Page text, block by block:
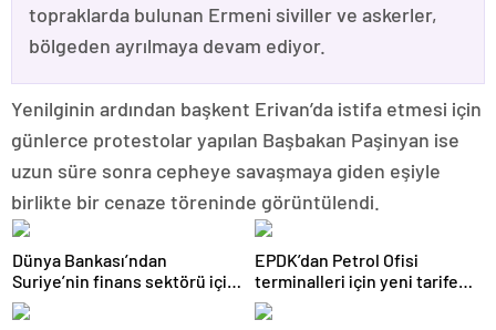
topraklarda bulunan Ermeni siviller ve askerler,
bölgeden ayrılmaya devam ediyor.
Yenilginin ardından başkent Erivan’da istifa etmesi için
günlerce protestolar yapılan Başbakan Paşinyan ise
uzun süre sonra cepheye savaşmaya giden eşiyle
birlikte bir cenaze töreninde görüntülendi.
Dünya Bankası’ndan
Suriye’nin finans sektörü için
100 milyon dolarlık hibe
EPDK’dan Petrol Ofisi
terminalleri için yeni tarife
kararı